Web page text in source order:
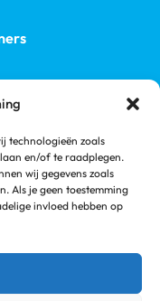
technologieën zoals
en/of te raadplegen.
wij gegevens zoals
Als je geen toestemming
invloed hebben op